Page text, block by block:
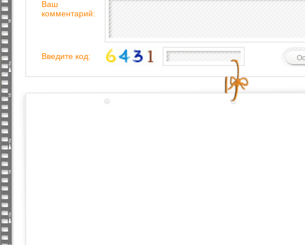
Ваш
комментарий:
Введите код: